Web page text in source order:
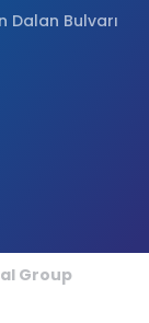
Dalan Bulvarı
Group